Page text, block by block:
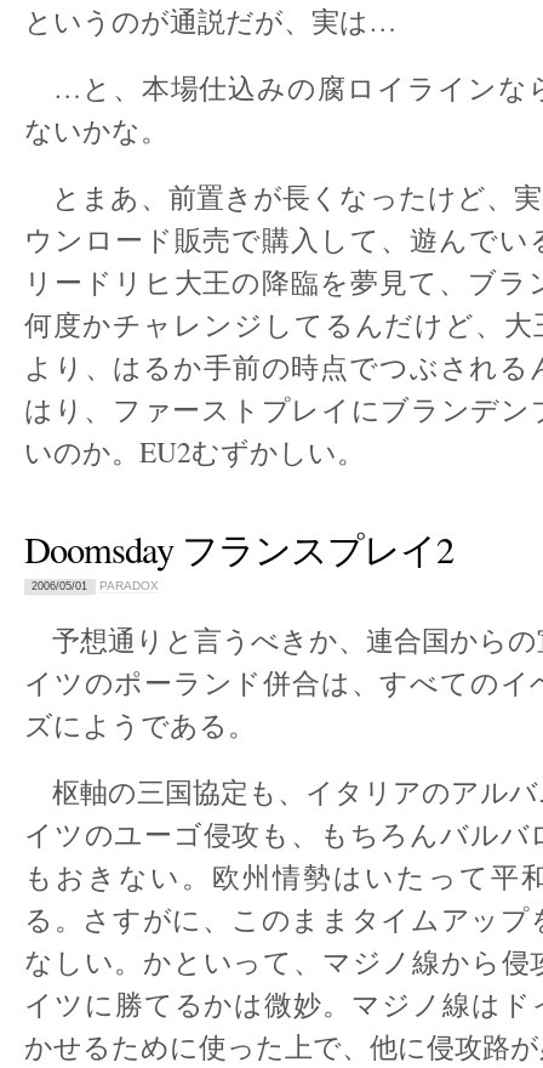
というのが通説だが、実は…
…と、本場仕込みの腐ロイラインな
ないかな。
とまあ、前置きが長くなったけど、
ウンロード販売で購入して、遊んでい
リードリヒ大王の降臨を夢見て、ブ
何度かチャレンジしてるんだけど、大
より、はるか手前の時点でつぶされる
はり、ファーストプレイにブランデン
いのか。EU2むずかしい。
Doomsday フランスプレイ2
2006/05/01 PARADOX
予想通りと言うべきか、連合国から
イツのポーランド併合は、すべてのイ
ズにようである。
枢軸の三国協定も、イタリアのアル
イツのユーゴ侵攻も、もちろんバルバ
もおきない。欧州情勢はいたって平
る。さすがに、このままタイムアップ
なしい。かといって、マジノ線から侵
イツに勝てるかは微妙。マジノ線はド
かせるために使った上で、他に侵攻路